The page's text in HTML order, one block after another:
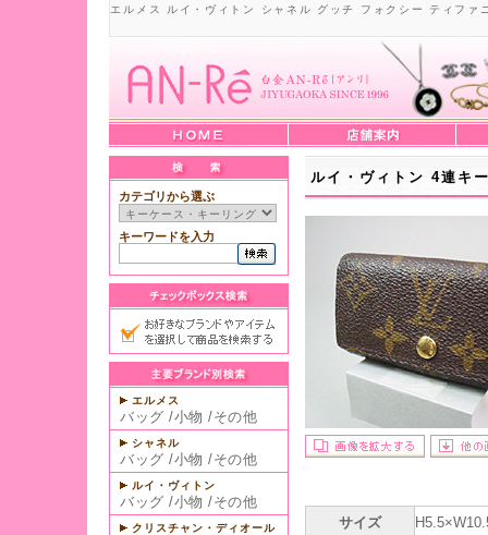
エルメス ルイ・ヴィトン シャネル グッチ フォクシー ティフ
カテゴリから選ぶ
キーワードを入力
エルメス
バッグ /小物 /その他
シャネル
バッグ /小物 /その他
ルイ・ヴィトン
バッグ /小物 /その他
クリスチャン・ディオール
ルイ・ヴィトン 4連キ
サイズ